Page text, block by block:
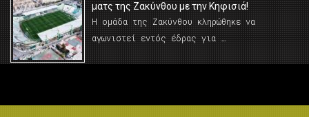
ματς της Ζακύνθου με την Κηφισιά!
Η ομάδα της Ζακύνθου κληρώθηκε να
αγωνιστεί εντός έδρας για …